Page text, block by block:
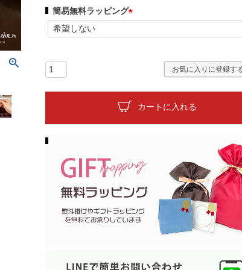
簡易無料ラッピング
必
お気に入りに登録す
カートに入れる